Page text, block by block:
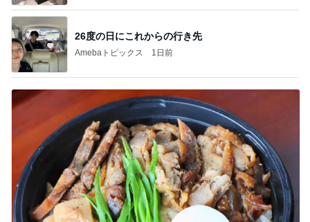
26度の日にこれからの行き先
Amebaトピックス 1日前